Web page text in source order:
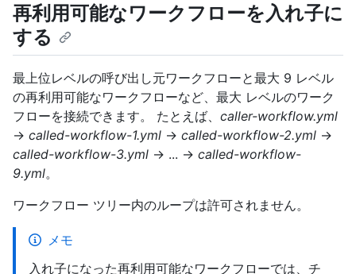
再利用可能なワークフローを入れ子に
する
最上位レベルの呼び出し元ワークフローと最大 9 レベル
の再利用可能なワークフローなど、最大 レベルのワーク
フローを接続できます。 たとえば、 caller-workflow.yml
→ called-workflow-1.yml → called-workflow-2.yml →
called-workflow-3.yml → ... → called-workflow-
9.yml。
ワークフロー ツリー内のループは許可されません。
メモ
入れ子になった再利用可能なワークフローでは、チ